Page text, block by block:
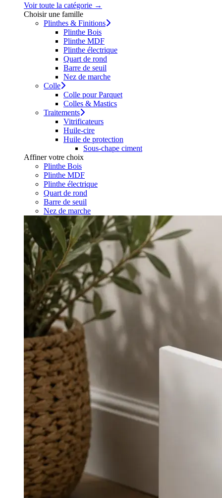
Voir toute la catégorie →
Choisir une famille
Plinthes & Finitions
Plinthe Bois
Plinthe MDF
Plinthe électrique
Quart de rond
Barre de seuil
Nez de marche
Colle
Colle pour Parquet
Colles & Mastics
Traitements
Vitrificateurs
Huile-cire
Huile de protection
Sous-chape ciment
Affiner votre choix
Plinthe Bois
Plinthe MDF
Plinthe électrique
Quart de rond
Barre de seuil
Nez de marche